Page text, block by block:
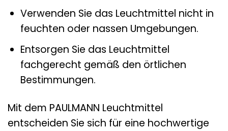
Verwenden Sie das Leuchtmittel nicht in
feuchten oder nassen Umgebungen.
Entsorgen Sie das Leuchtmittel
fachgerecht gemäß den örtlichen
Bestimmungen.
Mit dem PAULMANN Leuchtmittel
entscheiden Sie sich für eine hochwertige